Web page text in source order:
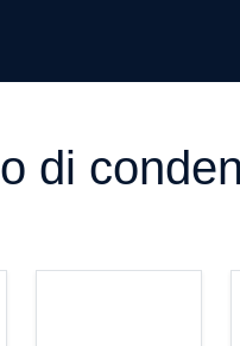
di